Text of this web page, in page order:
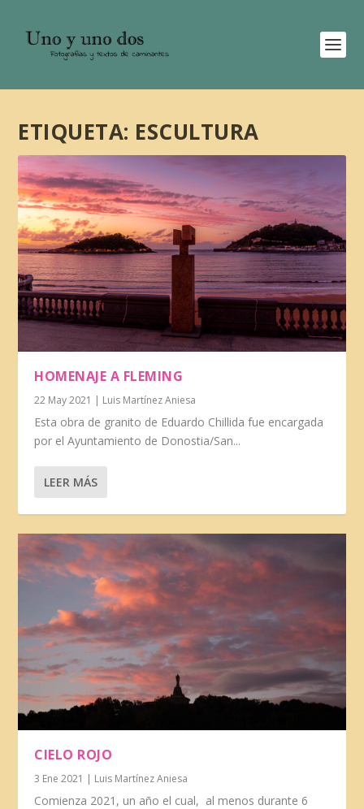
ETIQUETA: ESCULTURA
HOMENAJE A FLEMING
22 May 2021 | Luis Martínez Aniesa
Esta obra de granito de Eduardo Chillida fue encargada
por el Ayuntamiento de Donostia/San...
LEER MÁS
CIELO ROJO
3 Ene 2021 | Luis Martínez Aniesa
Comienza 2021, un año el cual, al menos durante 6